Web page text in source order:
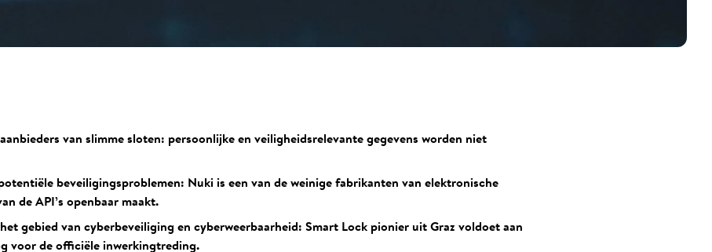
van slimme sloten: persoonlijke en veiligheidsrelevante gegevens worden niet
beveiligingsproblemen: Nuki is een van de weinige fabrikanten van elektronische
de API’s openbaar maakt.
gebied van cyberbeveiliging en cyberweerbaarheid: Smart Lock pionier uit Graz voldoet aan
voor de officiële inwerkingtreding.